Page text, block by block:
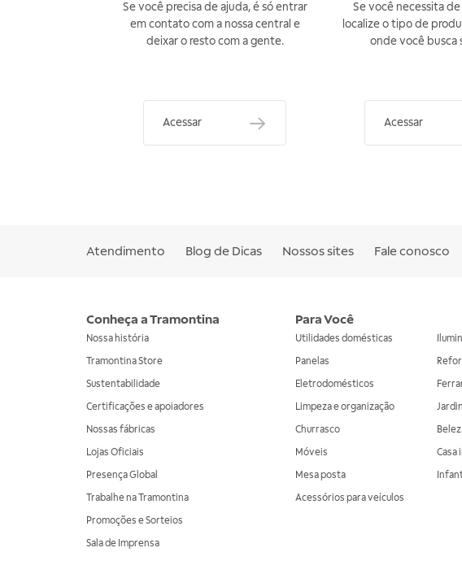
Se você precisa de ajuda, é só entrar
em contato com a nossa central e
deixar o resto com a gente.
Acessar
Se você necessita de
localize o tipo de
onde você busca
Acessar
Atendimento Blog de Dicas Nossos sites Fale conosco
Conheça a Tramontina
Nossa história
Tramontina Store
Sustentabilidade
Certificações e apoiadores
Nossas fábricas
Lojas Oficiais
Presença Global
Trabalhe na Tramontina
Promoções e Sorteios
Sala de Imprensa
Para Você
Utilidades domésticas
Panelas
Eletrodomésticos
Limpeza e organização
Churrasco
Móveis
Mesa posta
Acessórios para veículos
Casa